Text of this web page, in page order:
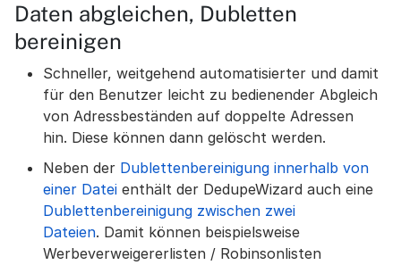
Daten abgleichen, Dubletten
bereinigen
Schneller, weitgehend automatisierter und damit
für den Benutzer leicht zu bedienender Abgleich
von Adressbeständen auf doppelte Adressen
hin. Diese können dann gelöscht werden.
Neben der Dublettenbereinigung innerhalb von
einer Datei enthält der DedupeWizard auch eine
Dublettenbereinigung zwischen zwei
Dateien. Damit können beispielsweise
Werbeverweigererlisten / Robinsonlisten